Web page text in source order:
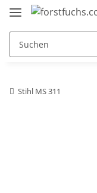
Stihl MS 311